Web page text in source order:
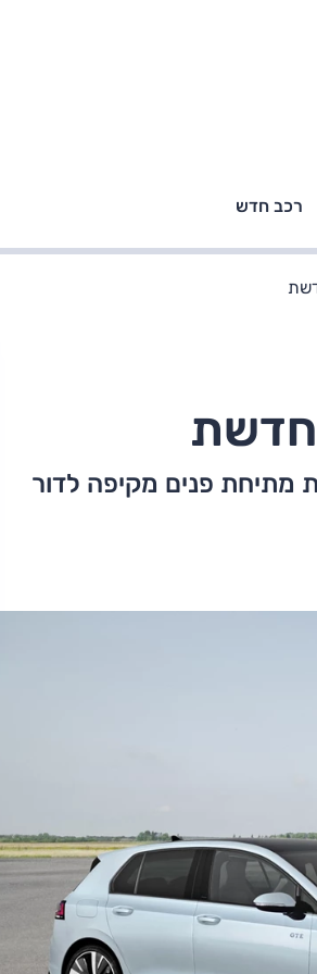
רכב חדש
טויוטה ראב 4, קיה
ויונדאי
הכביש
בעזרת מתיחת פנים מקיפה לדור